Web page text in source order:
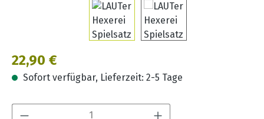
Regulärer Preis:
22,90 €
Sofort verfügbar, Lieferzeit: 2-5 Tage